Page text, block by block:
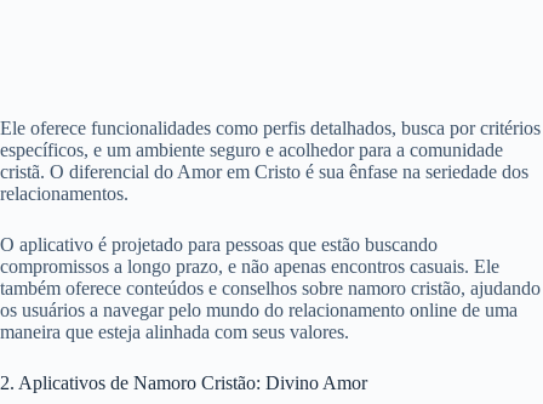
Ele oferece funcionalidades como perfis detalhados, busca por critérios
específicos, e um ambiente seguro e acolhedor para a comunidade
cristã. O diferencial do Amor em Cristo é sua ênfase na seriedade dos
relacionamentos.
O aplicativo é projetado para pessoas que estão buscando
compromissos a longo prazo, e não apenas encontros casuais. Ele
também oferece conteúdos e conselhos sobre namoro cristão, ajudando
os usuários a navegar pelo mundo do relacionamento online de uma
maneira que esteja alinhada com seus valores.
2. Aplicativos de Namoro Cristão: Divino Amor